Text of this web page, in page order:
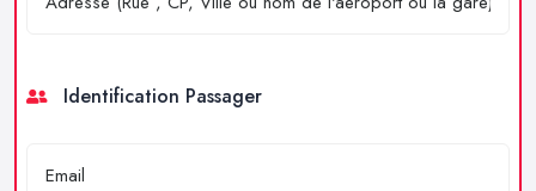
Identification Passager